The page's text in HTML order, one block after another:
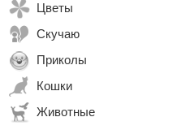
Цветы
Скучаю
Приколы
Кошки
Животные